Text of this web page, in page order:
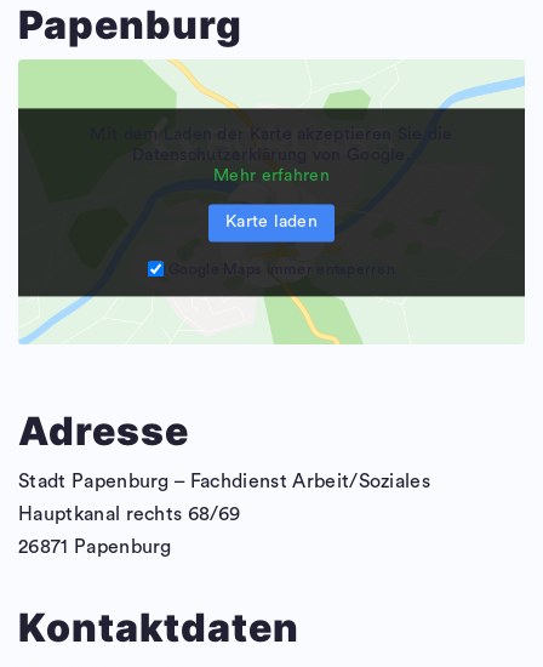
Papenburg
Datenschutzerklärung von Google.
Mehr erfahren
Karte laden
Adresse
Stadt Papenburg – Fachdienst Arbeit/Soziales
Hauptkanal rechts 68/69
26871 Papenburg
Kontaktdaten